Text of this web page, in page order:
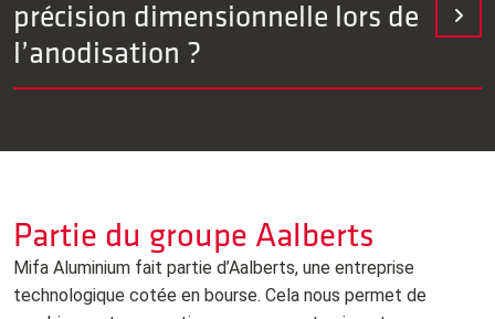
rugosité. Une déviation <10 μm est réalisable et
documentée.
précision dimensionnelle lors de
l’anodisation ?
de couche (interne et externe), de la rugosité de surface et
paramètres sont strictement contrôlés, ce qui nous permet
de maintenir une déviation <10 μm
Partie du groupe Aalberts
Mifa Aluminium fait partie d’Aalberts, une entreprise
technologique cotée en bourse. Cela nous permet de